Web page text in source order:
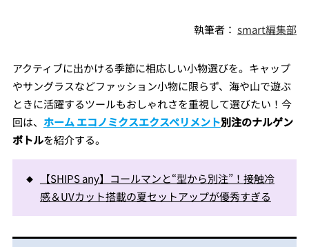
執筆者：smart編集部
アクティブに出かける季節に相応しい小物選びを。キャップ
やサングラスなどファッション小物に限らず、海や山で遊ぶ
ときに活躍するツールもおしゃれさを重視して選びたい！今
回は、 ホーム エコノミクスエクスペリメント別注のナルゲン
ボトルを紹介する。
【SHIPS any】コールマンと“型から別注”！接触冷
感＆UVカット搭載の夏セットアップが優秀すぎる